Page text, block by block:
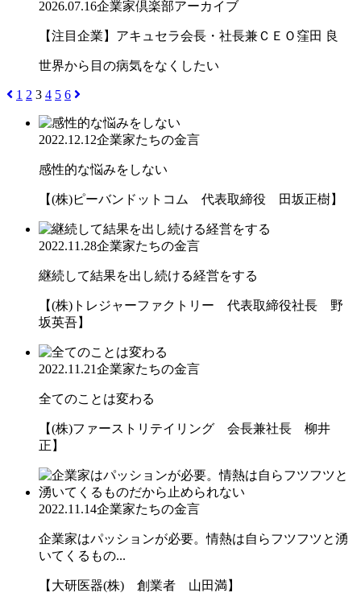
2026.07.16企業家倶楽部アーカイブ
【注目企業】アキュセラ会長・社長兼ＣＥＯ窪田 良
世界から目の病気をなくしたい
1 2 3 4 5 6
2022.12.12企業家たちの金言
感性的な悩みをしない
【(株)ピーバンドットコム 代表取締役 田坂正樹】
2022.11.28企業家たちの金言
継続して結果を出し続ける経営をする
【(株)トレジャーファクトリー 代表取締役社長 野
坂英吾】
2022.11.21企業家たちの金言
全てのことは変わる
【(株)ファーストリテイリング 会長兼社長 柳井
正】
2022.11.14企業家たちの金言
企業家はパッションが必要。情熱は自らフツフツと湧
いてくるもの...
【大研医器(株) 創業者 山田満】